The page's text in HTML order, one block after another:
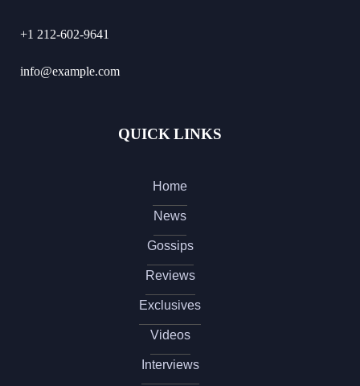
+1 212-602-9641
info@example.com
QUICK LINKS
Home
News
Gossips
Reviews
Exclusives
Videos
Interviews